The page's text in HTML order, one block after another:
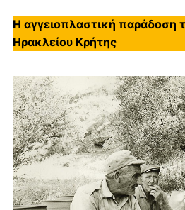
Η αγγειοπλαστική παράδοση
Ηρακλείου Κρήτης